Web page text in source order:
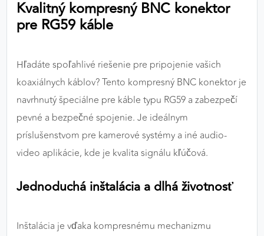
Kvalitný kompresný BNC konektor
pre RG59 káble
Hľadáte spoľahlivé riešenie pre pripojenie vašich
koaxiálnych káblov? Tento kompresný BNC konektor je
navrhnutý špeciálne pre káble typu RG59 a zabezpečí
pevné a bezpečné spojenie. Je ideálnym
príslušenstvom pre kamerové systémy a iné audio-
video aplikácie, kde je kvalita signálu kľúčová.
Jednoduchá inštalácia a dlhá životnosť
Inštalácia je vďaka kompresnému mechanizmu
výkon a funkčnosť našich stránok.
Poskytovateľ: Google
MARKETINGOVÉ COOKIES
správania používateľov naprieč webovými
stránkami. Umožňujú nám a našim partnerom
našom webe aj v reklamných sieťach tretích strán.